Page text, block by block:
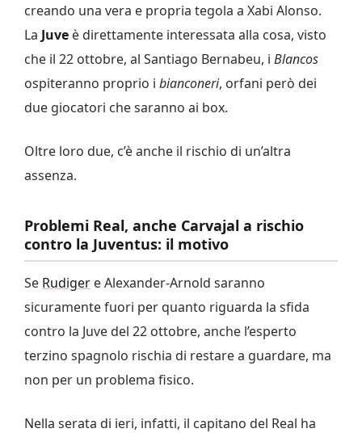
creando una vera e propria tegola a Xabi Alonso.
La Juve è direttamente interessata alla cosa, visto
che il 22 ottobre, al Santiago Bernabeu, i Blancos
ospiteranno proprio i bianconeri, orfani però dei
due giocatori che saranno ai box.
Oltre loro due, c’è anche il rischio di un’altra
assenza.
Problemi Real, anche Carvajal a rischio
contro la Juventus: il motivo
Se Rudiger e Alexander-Arnold saranno
sicuramente fuori per quanto riguarda la sfida
contro la Juve del 22 ottobre, anche l’esperto
terzino spagnolo rischia di restare a guardare, ma
non per un problema fisico.
Nella serata di ieri, infatti, il capitano del Real ha